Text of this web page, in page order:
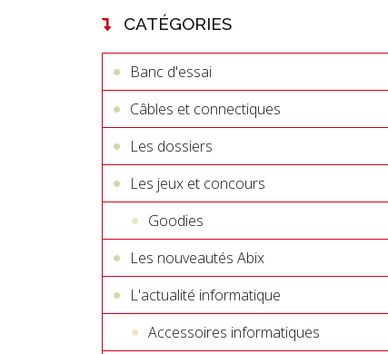
CATÉGORIES
Banc d'essai
Câbles et connectiques
Les dossiers
Les jeux et concours
Goodies
Les nouveautés Abix
L'actualité informatique
Accessoires informatiques